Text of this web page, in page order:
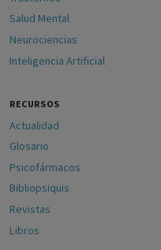
Salud Mental
Neurociencias
Inteligencia Artificial
RECURSOS
Actualidad
Glosario
Psicofármacos
Bibliopsiquis
Revistas
Libros